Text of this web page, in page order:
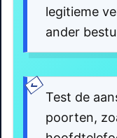
legitieme
ander
Test de
poorten,